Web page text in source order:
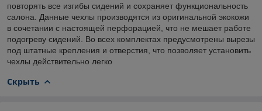
повторять все изгибы сидений и сохраняет функциональность
салона. Данные чехлы производятся из оригинальной экокожи
в сочетании с настоящей перфорацией, что не мешает работе
подогреву сидений. Во всех комплектах предусмотрены вырезы
под штатные крепления и отверстия, что позволяет установить
чехлы действительно легко
Скрыть